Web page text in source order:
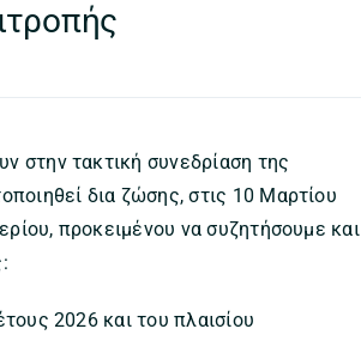
στην τακτική συνεδρίαση της
δια ζώσης, στις 10 Μαρτίου
προκειμένου να συζητήσουμε και
2026 και του πλαισίου